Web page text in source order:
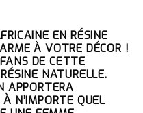
EN RÉSINE
À VOTRE DÉCOR !
DE CETTE
NATURELLE.
APPORTERA
N’IMPORTE QUEL